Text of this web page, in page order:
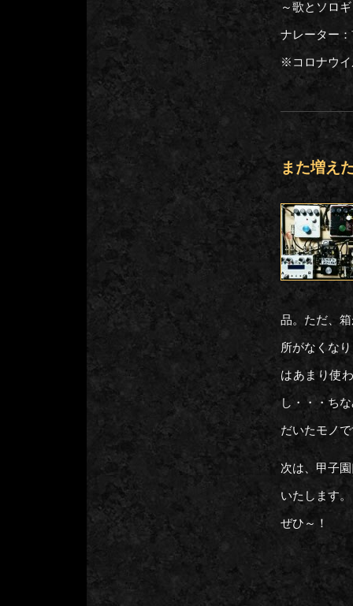
～歌とソロ
ナレーター
※コロナウイ
また増え
品。ただ、
所がなくな
はあまり使
し・・・ち
だいたモノ
次は、甲子
いたします。
ぜひ～！